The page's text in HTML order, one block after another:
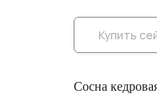
Купить
Сосна